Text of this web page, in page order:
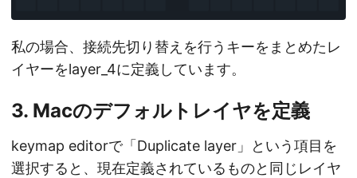
私の場合、接続先切り替えを行うキーをまとめたレ
イヤーをlayer_4に定義しています。
3. Macのデフォルトレイヤを定義
keymap editorで「Duplicate layer」という項目を
選択すると、現在定義されているものと同じレイヤ